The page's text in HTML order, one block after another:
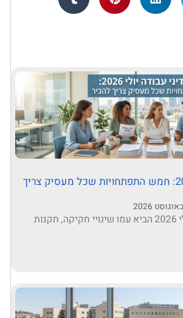
עדכוני דיני עבודה יולי 2026: חמש התפתחויות שכל מעסיק צריך
חוזר מעסיקים | יולי 2026 יולי 2026 הביא עמו שינויי חקיקה, תקנות